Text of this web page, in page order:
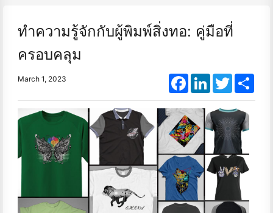
ทำความรู้จักกับผู้พิมพ์สิ่งทอ: คู่มือที่
ครอบคลุม
March 1, 2023 FacebookLinkedInTwitter